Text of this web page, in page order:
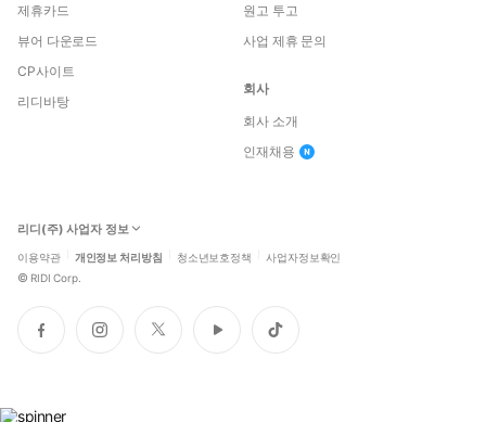
제휴카드
뷰어 다운로드
CP사이트
리디바탕
원고 투고
사업 제휴 문의
회사
회사 소개
인재채용
리디(주) 사업자 정보
이용약관 개인정보 처리방침 청소년보호정책 사업자정보확인
© RIDI Corp.
페
이
인
스
트
위
유
튜
틱
톡